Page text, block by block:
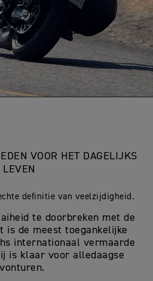
VOOR HET DAGELIJKS
LEVEN
definitie van veelzijdigheid.
te doorbreken met de
is de meest toegankelijke
internationaal vermaarde
is klaar voor alledaagse